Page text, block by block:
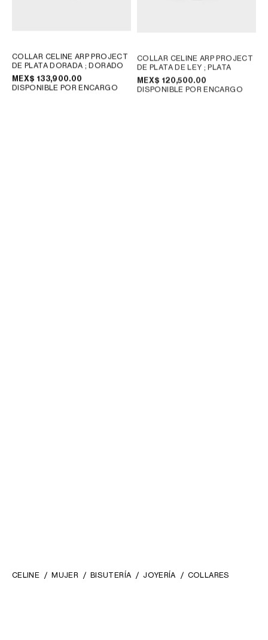
COLLAR CELINE ARP PROJECT
DE PLATA DORADA ; DORADO
MEX$ 133,900.00
DISPONIBLE POR ENCARGO
COLLAR CELINE ARP PROJECT
DE PLATA DE LEY ; PLATA
MEX$ 120,500.00
DISPONIBLE POR ENCARGO
CELINE MUJER BISUTERÍA JOYERÍA COLLARES